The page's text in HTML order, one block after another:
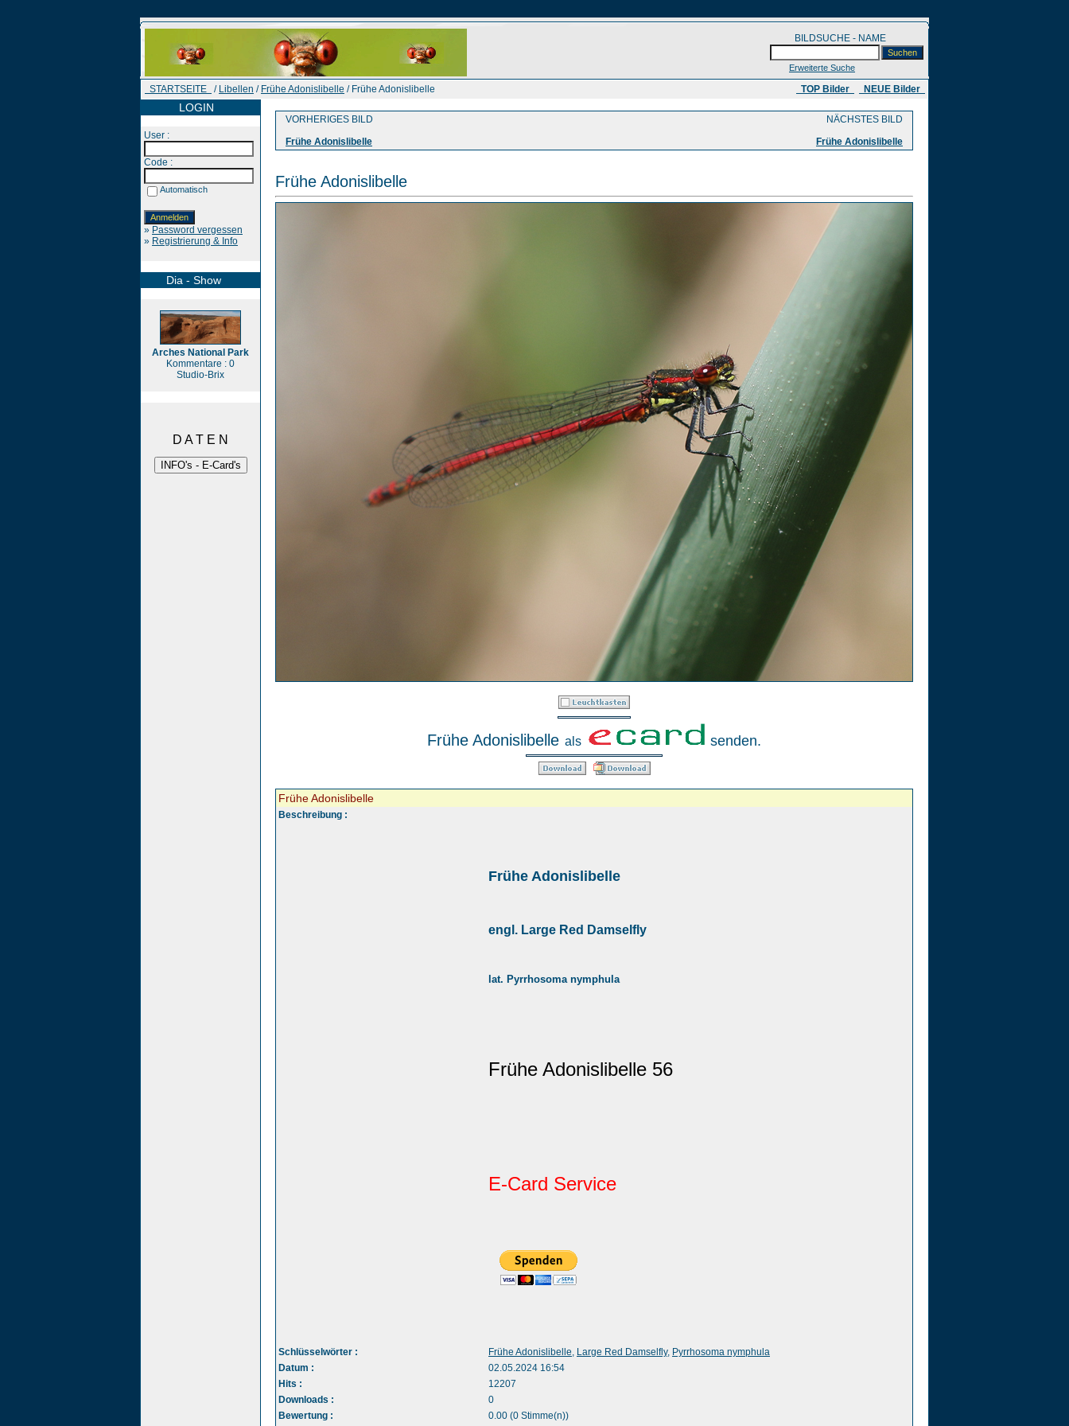
BILDSUCHE - NAME
Erweiterte Suche
STARTSEITE / Libellen / Frühe Adonislibelle / Frühe Adonislibelle ​ TOP Bilder NEUE Bilder
LOGIN
User :
Code :
Automatisch
» Password vergessen
» Registrierung & Info
Dia - Show
Arches National Park
Kommentare : 0
Studio-Brix
D A T E N
VORHERIGES BILD
Frühe Adonislibelle
NÄCHSTES BILD
Frühe Adonislibelle
Frühe Adonislibelle
Frühe Adonislibelle als senden.
Frühe Adonislibelle
Beschreibung :
Frühe Adonislibelle
engl. Large Red Damselfly
lat. Pyrrhosoma nymphula
Frühe Adonislibelle 56
E-Card Service
Schlüsselwörter : Frühe Adonislibelle, Large Red Damselfly, Pyrrhosoma nymphula
Datum :
02.05.2024 16:54
Hits :
12207
Downloads :
0
Bewertung :
0.00 (0 Stimme(n))